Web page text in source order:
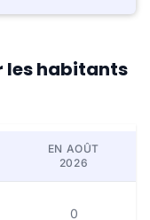
les habitants
EN AOÛT
2026
0